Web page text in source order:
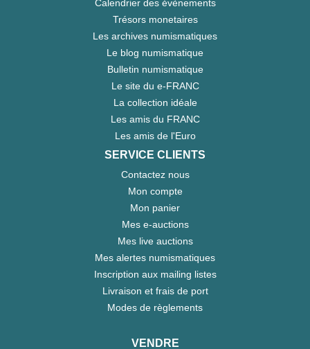
Calendrier des évènements
Trésors monetaires
Les archives numismatiques
Le blog numismatique
Bulletin numismatique
Le site du e-FRANC
La collection idéale
Les amis du FRANC
Les amis de l'Euro
SERVICE CLIENTS
Contactez nous
Mon compte
Mon panier
Mes e-auctions
Mes live auctions
Mes alertes numismatiques
Inscription aux mailing listes
Livraison et frais de port
Modes de règlements
VENDRE